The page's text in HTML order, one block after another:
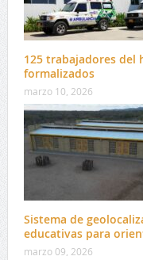
125 trabajadores del
formalizados
marzo 10, 2026
Sistema de
educativas para
marzo 09, 2026